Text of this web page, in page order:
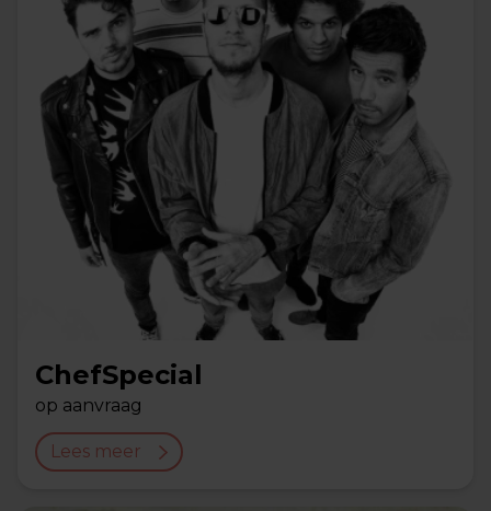
ChefSpecial
op aanvraag
Lees meer